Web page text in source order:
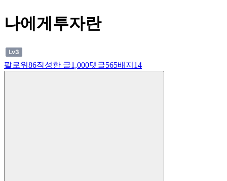
나에게투자란
팔로워86작성한 글1,000댓글565배지 14